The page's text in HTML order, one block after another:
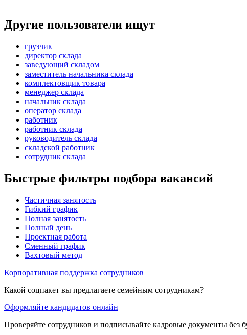
Другие пользователи ищут
грузчик
директор склада
заведующий складом
заместитель начальника склада
комплектовщик товара
менеджер склада
начальник склада
оператор склада
работник
работник склада
руководитель склада
складской работник
сотрудник склада
Быстрые фильтры подбора вакансий
Частичная занятость
Гибкий график
Полная занятость
Полный день
Проектная работа
Сменный график
Вахтовый метод
Корпоративная поддержка сотрудников
Какой соцпакет вы предлагаете семейным сотрудникам?
Оформляйте кандидатов онлайн
Проверяйте сотрудников и подписывайте кадровые документы без